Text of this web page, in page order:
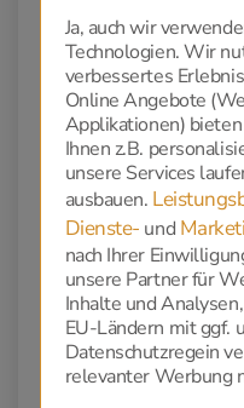
ab
Aufbahrung,
Bewirtung,
Kremation,
Rückholung zum
Sofortschutz bei
Grabpflege -
Professionelle
Dauer der
Ja, auch wir
Technologien. Wir
verbessertes
Online Angebote
Applikationen)
Ihnen z.B.
unsere Services
ausbauen.
Dienste- und
nach Ihrer
unsere Partner für
Inhalte und
EU-Ländern mit ggf.
Datenschutzregein
relevanter Werbung